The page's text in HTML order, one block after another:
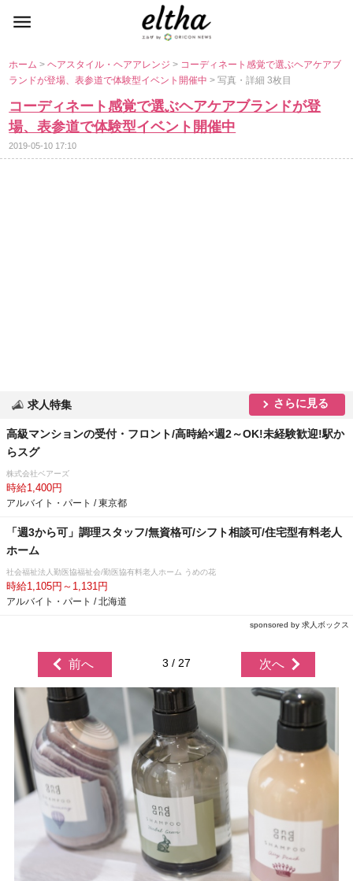
ホーム>ヘアスタイル・ヘアアレンジ> コーディネート感覚で選ぶヘアケアブ
ランドが登場、表参道で体験型イベント開催中> 写真・詳細 3枚目
コーディネート感覚で選ぶヘアケアブランドが登
場、表参道で体験型イベント開催中
2019-05-10 17:10
求人特集 さらに見る
高級マンションの受付・フロント/高時給×週2～OK!未経験歓迎!駅か
らスグ
株式会社ベアーズ
時給1,400円
アルバイト・パート / 東京都
「週3から可」調理スタッフ/無資格可/シフト相談可/住宅型有料老人
ホーム
社会福祉法人勤医協福祉会/勤医協有料老人ホーム うめの花
時給1,105円～1,131円
アルバイト・パート / 北海道
sponsored by 求人ボックス
前へ 3 / 27 次へ